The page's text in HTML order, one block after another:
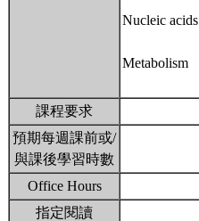
Nucleic acids
Metabolism
課程要求
預期每週課前或/
與課後學習時數
Office Hours
指定閱讀